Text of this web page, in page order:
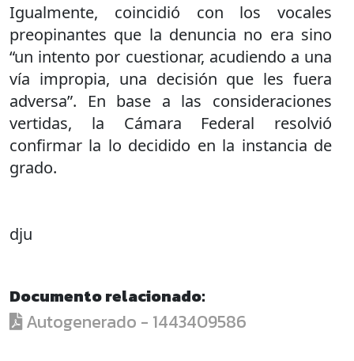
Igualmente, coincidió con los vocales
preopinantes que la denuncia no era sino
“un intento por cuestionar, acudiendo a una
vía impropia, una decisión que les fuera
adversa”. En base a las consideraciones
vertidas, la Cámara Federal resolvió
confirmar la lo decidido en la instancia de
grado.
dju
Documento relacionado:
Autogenerado - 1443409586